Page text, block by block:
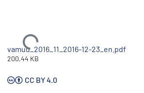
Ladataan...
vamuu_2016_11_2016-12-23_en.pdf
200.44 KB
CC BY 4.0